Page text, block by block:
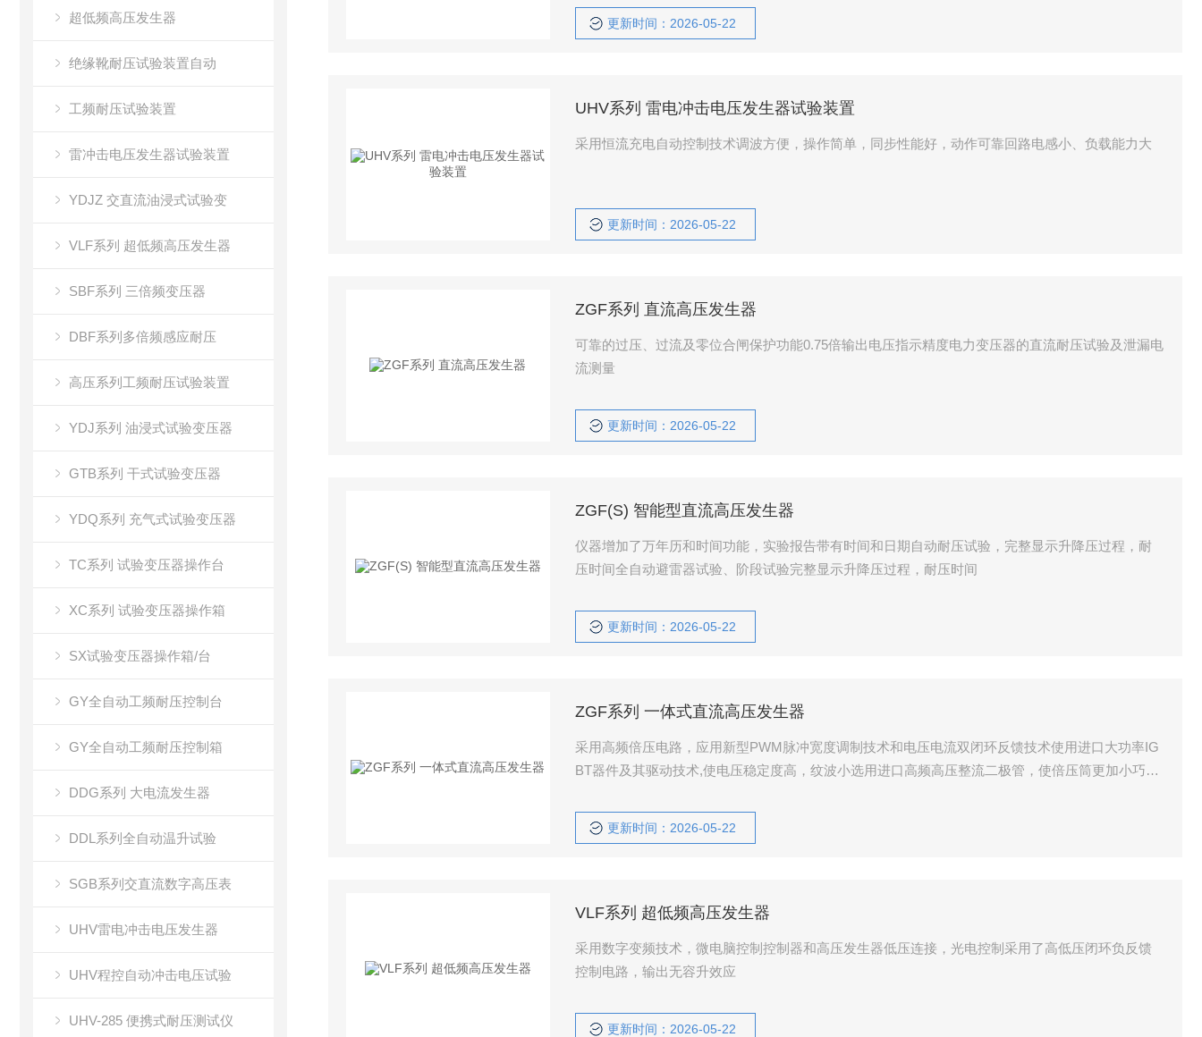
超低频高压发生器
绝缘靴耐压试验装置自动
工频耐压试验装置
雷冲击电压发生器试验装置
YDJZ 交直流油浸式试验变
VLF系列 超低频高压发生器
SBF系列 三倍频变压器
DBF系列多倍频感应耐压
高压系列工频耐压试验装置
YDJ系列 油浸式试验变压器
GTB系列 干式试验变压器
YDQ系列 充气式试验变压器
TC系列 试验变压器操作台
XC系列 试验变压器操作箱
SX试验变压器操作箱/台
GY全自动工频耐压控制台
GY全自动工频耐压控制箱
DDG系列 大电流发生器
DDL系列全自动温升试验
SGB系列交直流数字高压表
UHV雷电冲击电压发生器
UHV程控自动冲击电压试验
UHV-285 便携式耐压测试仪
更新时间：2026-05-22
UHV系列 雷电冲击电压发生器试验装置
采用恒流充电自动控制技术调波方便，操作简单，同步性能好，动作可靠回路电感小、负载能力大
更新时间：2026-05-22
ZGF系列 直流高压发生器
可靠的过压、过流及零位合闸保护功能0.75倍输出电压指示精度电力变压器的直流耐压试验及泄漏电
流测量
更新时间：2026-05-22
ZGF(S) 智能型直流高压发生器
仪器增加了万年历和时间功能，实验报告带有时间和日期自动耐压试验，完整显示升降压过程，耐
压时间全自动避雷器试验、阶段试验完整显示升降压过程，耐压时间
更新时间：2026-05-22
ZGF系列 一体式直流高压发生器
采用高频倍压电路，应用新型PWM脉冲宽度调制技术和电压电流双闭环反馈技术使用进口大功率IG
BT器件及其驱动技术,使电压稳定度高，纹波小选用进口高频高压整流二极管，使倍压筒更加小巧轻
更新时间：2026-05-22
VLF系列 超低频高压发生器
采用数字变频技术，微电脑控制控制器和高压发生器低压连接，光电控制采用了高低压闭环负反馈
控制电路，输出无容升效应
更新时间：2026-05-22